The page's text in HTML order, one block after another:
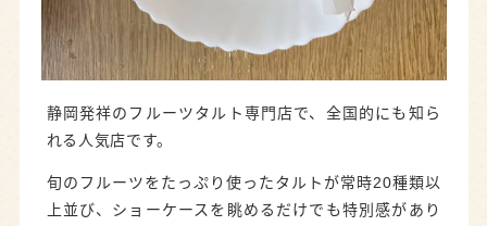
静岡発祥のフルーツタルト専門店で、全国的にも知ら
れる人気店です。
旬のフルーツをたっぷり使ったタルトが常時20種類以
上並び、ショーケースを眺めるだけでも特別感があり